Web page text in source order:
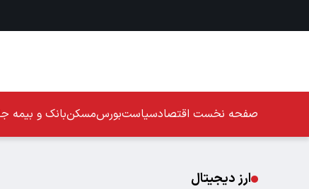
صفحه نخست اقتصادسیاستبورسمسکنبانک و بیمه
ارز دیجیتال